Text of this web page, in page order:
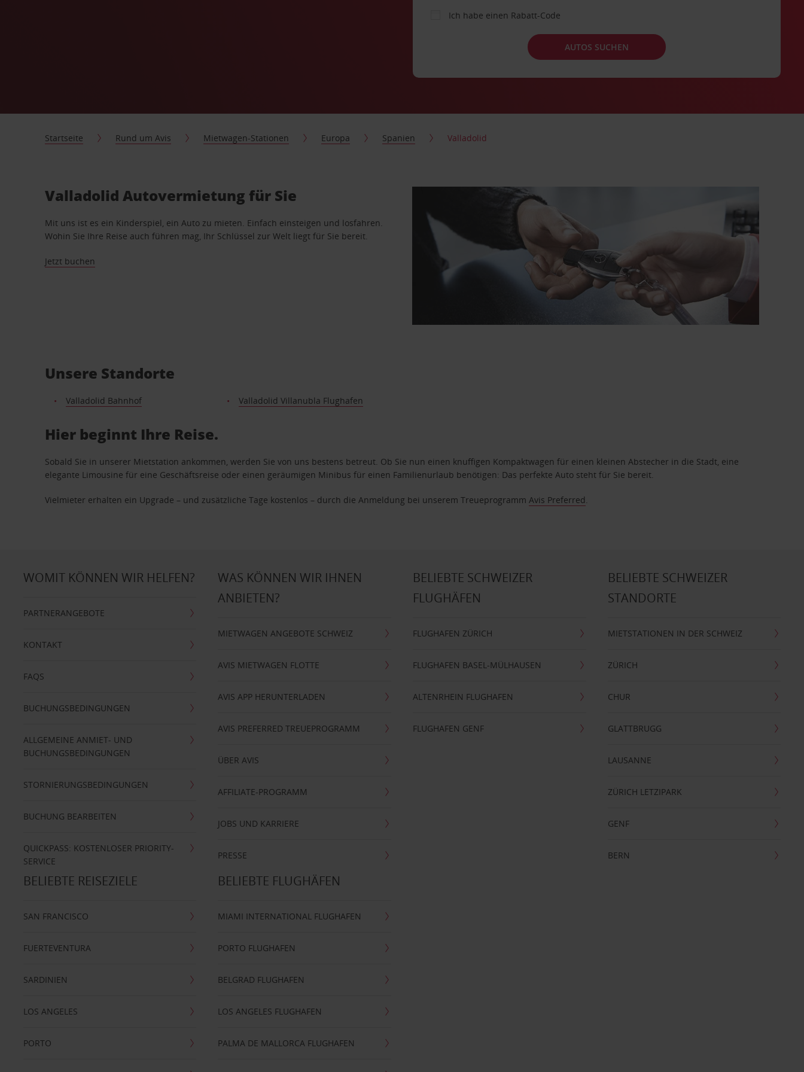
Ich habe einen Rabatt-Code
AUTOS SUCHEN
Startseite Rund um Avis Mietwagen-Stationen Europa Spanien Valladolid
Valladolid Autovermietung für Sie
Mit uns ist es ein Kinderspiel, ein Auto zu mieten. Einfach einsteigen und losfahren.
Wohin Sie Ihre Reise auch führen mag, Ihr Schlüssel zur Welt liegt für Sie bereit.
Jetzt buchen
Unsere Standorte
Valladolid Bahnhof Valladolid Villanubla Flughafen
Hier beginnt Ihre Reise.
Sobald Sie in unserer Mietstation ankommen, werden Sie von uns bestens betreut. Ob Sie nun einen knuffigen Kompaktwagen für einen kleinen Abstecher in die Stadt, eine
elegante Limousine für eine Geschäftsreise oder einen geräumigen Minibus für einen Familienurlaub benötigen: Das perfekte Auto steht für Sie bereit.
Vielmieter erhalten ein Upgrade – und zusätzliche Tage kostenlos – durch die Anmeldung bei unserem TreueprogrammAvis Preferred.
WOMIT KÖNNEN WIR HELFEN?
PARTNERANGEBOTE
KONTAKT
FAQS
BUCHUNGSBEDINGUNGEN
ALLGEMEINE ANMIET- UND
BUCHUNGSBEDINGUNGEN
STORNIERUNGSBEDINGUNGEN
BUCHUNG BEARBEITEN
QUICKPASS: KOSTENLOSER PRIORITY-
SERVICE
WAS KÖNNEN WIR IHNEN
ANBIETEN?
MIETWAGEN ANGEBOTE SCHWEIZ
AVIS MIETWAGEN FLOTTE
AVIS APP HERUNTERLADEN
AVIS PREFERRED TREUEPROGRAMM
ÜBER AVIS
AFFILIATE-PROGRAMM
JOBS UND KARRIERE
PRESSE
BELIEBTE SCHWEIZER
FLUGHÄFEN
FLUGHAFEN ZÜRICH
FLUGHAFEN BASEL-MÜLHAUSEN
ALTENRHEIN FLUGHAFEN
FLUGHAFEN GENF
BELIEBTE SCHWEIZER
STANDORTE
MIETSTATIONEN IN DER SCHWEIZ
ZÜRICH
CHUR
GLATTBRUGG
LAUSANNE
ZÜRICH LETZIPARK
GENF
BERN
BELIEBTE REISEZIELE
SAN FRANCISCO
FUERTEVENTURA
SARDINIEN
LOS ANGELES
PORTO
BELIEBTE FLUGHÄFEN
MIAMI INTERNATIONAL FLUGHAFEN
PORTO FLUGHAFEN
BELGRAD FLUGHAFEN
LOS ANGELES FLUGHAFEN
PALMA DE MALLORCA FLUGHAFEN